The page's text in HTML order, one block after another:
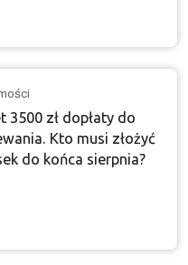
3500 zł dopłaty do
Kto musi złożyć
do końca sierpnia?